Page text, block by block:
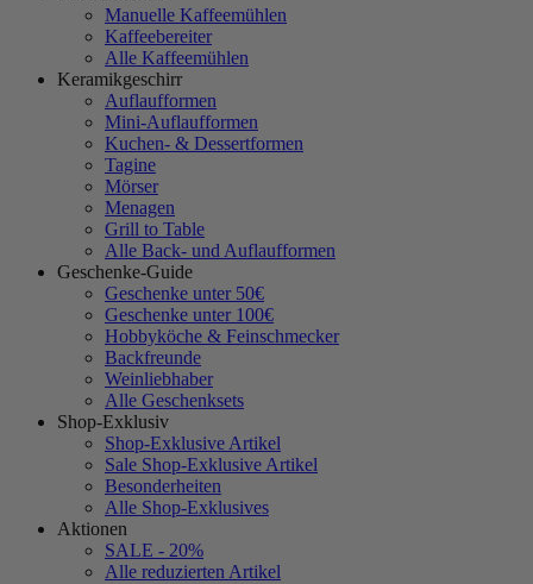
Manuelle Kaffeemühlen
Kaffeebereiter
Alle Kaffeemühlen
Keramikgeschirr
Auflaufformen
Mini-Auflaufformen
Kuchen- & Dessertformen
Tagine
Mörser
Menagen
Grill to Table
Alle Back- und Auflaufformen
Geschenke-Guide
Geschenke unter 50€
Geschenke unter 100€
Hobbyköche & Feinschmecker
Backfreunde
Weinliebhaber
Alle Geschenksets
Shop-Exklusiv
Shop-Exklusive Artikel
Sale Shop-Exklusive Artikel
Besonderheiten
Alle Shop-Exklusives
Aktionen
SALE - 20%
Alle reduzierten Artikel